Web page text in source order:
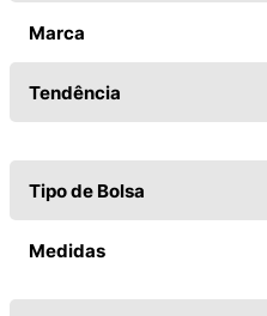
Marca
Tendência
Tipo de Bolsa
Medidas